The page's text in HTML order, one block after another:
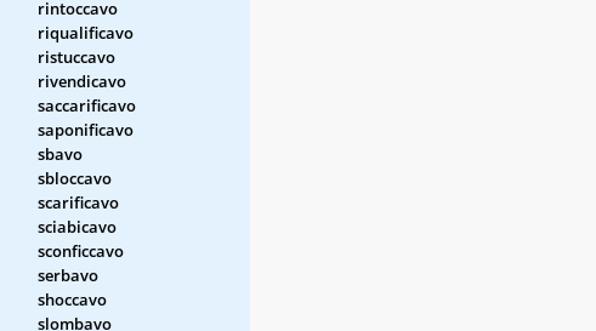
rintoccavo
riqualificavo
ristuccavo
rivendicavo
saccarificavo
saponificavo
sbavo
sbloccavo
scarificavo
sciabicavo
sconficcavo
serbavo
shoccavo
slombavo